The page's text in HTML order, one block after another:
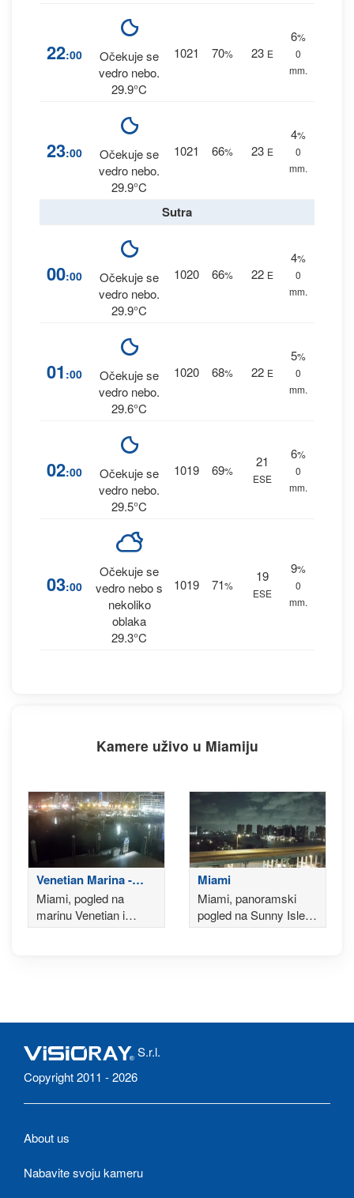
22:00
Očekuje se
vedro nebo.
29.9°C
1021 70% 23 E
6%
0
mm.
23:00
Očekuje se
vedro nebo.
29.9°C
1021 66% 23 E
4%
0
mm.
Sutra
00:00
Očekuje se
vedro nebo.
29.9°C
1020 66% 22 E
4%
0
mm.
01 :00
Očekuje se
vedro nebo.
29.6°C
1020 68% 22 E
5%
0
mm.
02:00
Očekuje se
vedro nebo.
29.5°C
1019 69%
21
ESE
6%
0
mm.
03:00
Očekuje se
vedro nebo s
nekoliko
oblaka
29.3°C
1019 71%
19
ESE
9%
0
mm.
Kamere uživo u Miamiju
Venetian Marina -
Miami
Miami, pogled na
marinu Venetian i
zaljev Biscayne
Miami
Miami, panoramski
pogled na Sunny Isles i
Aventuru, Miami
S.r.l.
Copyright 2011 - 2026
About us
Nabavite svoju kameru